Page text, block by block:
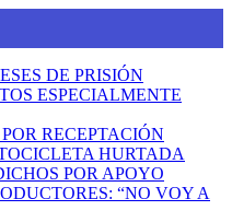
DE PRISIÓN
ESPECIALMENTE
RECEPTACIÓN
HURTADA
POR APOYO
“NO VOY A